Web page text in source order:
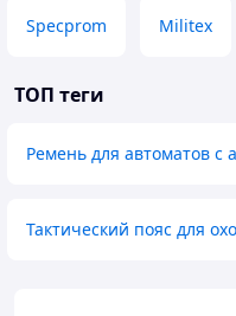
Specprom Militex
ТОП теги
Ремень для автоматов с
Тактический пояс для